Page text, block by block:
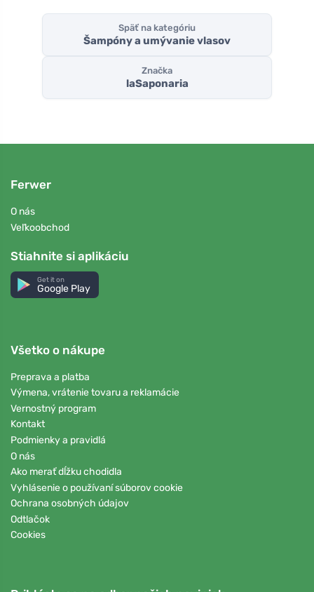
Späť na kategóriu
Šampóny a umývanie vlasov
Značka
laSaponaria
Ferwer
O nás
Veľkoobchod
Stiahnite si aplikáciu
Get it on
Google Play
Všetko o nákupe
Preprava a platba
Výmena, vrátenie tovaru a reklamácie
Vernostný program
Kontakt
Podmienky a pravidlá
O nás
Ako merať dĺžku chodidla
Vyhlásenie o používaní súborov cookie
Ochrana osobných údajov
Odtlačok
Cookies